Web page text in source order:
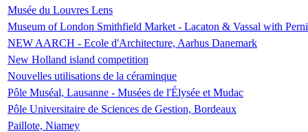
Musée du Louvres Lens
Museum of London Smithfield Market - Lacaton & Vassal with
NEW AARCH - Ecole d'Architecture, Aarhus Danemark
New Holland island competition
Nouvelles utilisations de la céraminque
Pôle Muséal, Lausanne - Musées de l'Élysée et Mudac
Pôle Universitaire de Sciences de Gestion, Bordeaux
Paillote, Niamey